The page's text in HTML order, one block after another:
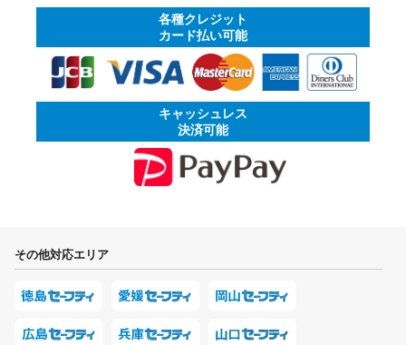
各種クレジット
カード払い可能
キャッシュレス
決済可能
その他対応エリア